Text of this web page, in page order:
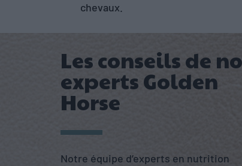
chevaux.
Les conseils de
experts Golden
Horse
Notre équipe d’experts en nutrition